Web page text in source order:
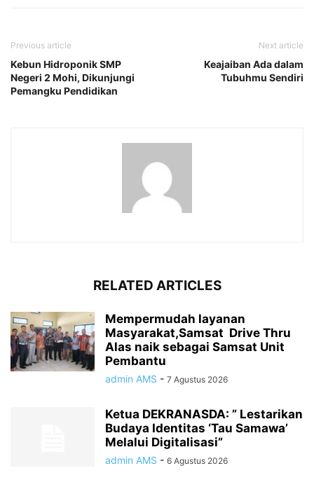
Previous article
Kebun Hidroponik SMP
Negeri 2 Mohi, Dikunjungi
Pemangku Pendidikan
Next article
Keajaiban Ada dalam
Tubuhmu Sendiri
RELATED ARTICLES
Mempermudah layanan
Masyarakat,Samsat Drive Thru
Alas naik sebagai Samsat Unit
Pembantu
admin AMS - 7 Agustus 2026
Ketua DEKRANASDA: ” Lestarikan
Budaya Identitas ‘Tau Samawa’
Melalui Digitalisasi”
admin AMS - 6 Agustus 2026